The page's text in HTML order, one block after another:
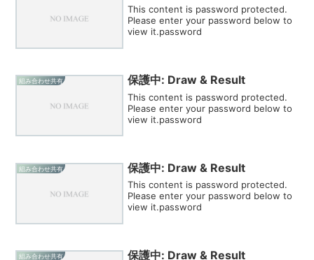
This content is password protected.
Please enter your password below to
view it.password
組み合わせ共有 保護中: Draw & Result
This content is password protected.
Please enter your password below to
view it.password
組み合わせ共有 保護中: Draw & Result
This content is password protected.
Please enter your password below to
view it.password
組み合わせ共有 保護中: Draw & Result